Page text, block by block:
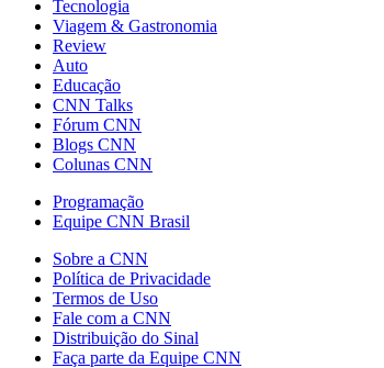
Tecnologia
Viagem & Gastronomia
Review
Auto
Educação
CNN Talks
Fórum CNN
Blogs CNN
Colunas CNN
Programação
Equipe CNN Brasil
Sobre a CNN
Política de Privacidade
Termos de Uso
Fale com a CNN
Distribuição do Sinal
Faça parte da Equipe CNN